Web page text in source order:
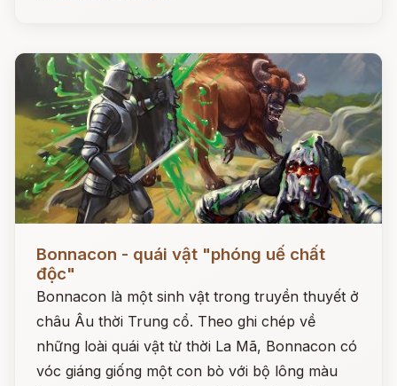
Bonnacon - quái vật "phóng uế chất
độc"
Bonnacon là một sinh vật trong truyền thuyết ở
châu Âu thời Trung cổ. Theo ghi chép về
những loài quái vật từ thời La Mã, Bonnacon có
vóc giáng giống một con bò với bộ lông màu